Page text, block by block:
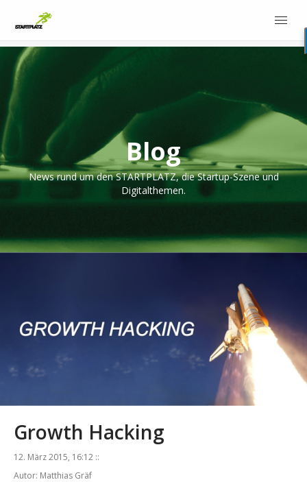
Blog
News rund um den STARTPLATZ, die Startup-Szene und
Digitalthemen.
Growth Hacking
12. März 2015, 16:12 ::
Autor: Matthias Gräf